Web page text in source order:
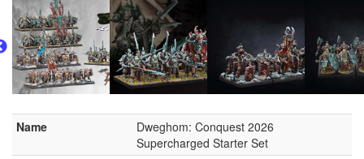
Name
Dweghom: Conquest 2026
Supercharged Starter Set